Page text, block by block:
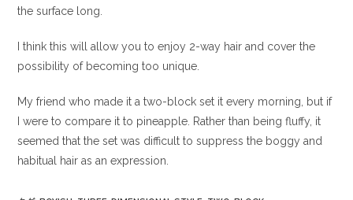
the surface long.
I think this will allow you to enjoy 2-way hair and cover the
possibility of becoming too unique.
My friend who made it a two-block set it every morning, but if
I were to compare it to pineapple. Rather than being fluffy, it
seemed that the set was difficult to suppress the boggy and
habitual hair as an expression.